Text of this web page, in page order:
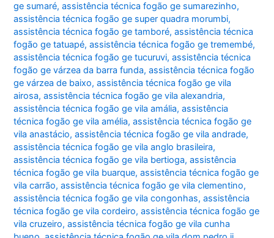
ge sumaré,assistência técnica fogão ge sumarezinho,
assistência técnica fogão ge super quadra morumbi,
assistência técnica fogão ge tamboré,assistência técnica
fogão ge tatuapé,assistência técnica fogão ge tremembé,
assistência técnica fogão ge tucuruvi,assistência técnica
fogão ge várzea da barra funda,assistência técnica fogão
ge várzea de baixo,assistência técnica fogão ge vila
airosa,assistência técnica fogão ge vila alexandria,
assistência técnica fogão ge vila amália,assistência
técnica fogão ge vila amélia,assistência técnica fogão ge
vila anastácio,assistência técnica fogão ge vila andrade,
assistência técnica fogão ge vila anglo brasileira,
assistência técnica fogão ge vila bertioga,assistência
técnica fogão ge vila buarque,assistência técnica fogão ge
vila carrão,assistência técnica fogão ge vila clementino,
assistência técnica fogão ge vila congonhas,assistência
técnica fogão ge vila cordeiro,assistência técnica fogão ge
vila cruzeiro,assistência técnica fogão ge vila cunha